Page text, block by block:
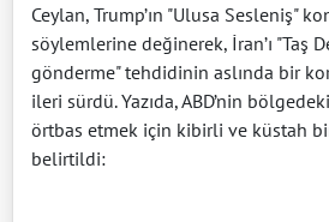
Ceylan, Trump’ın "Ulusa Sesleniş"
söylemlerine değinerek, İran’ı "Taş
gönderme" tehdidinin aslında bir
ileri sürdü. Yazıda, ABD’nin
örtbas etmek için kibirli ve küstah
belirtildi: